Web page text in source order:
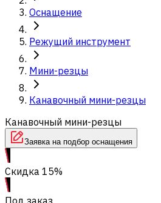
Оснащение
Режущий инструмент
Мини-резцы
Канавочный мини-резцы
Канавочный мини-резцы
Заявка на подбор оснащения
Скидка 15%
Под заказ